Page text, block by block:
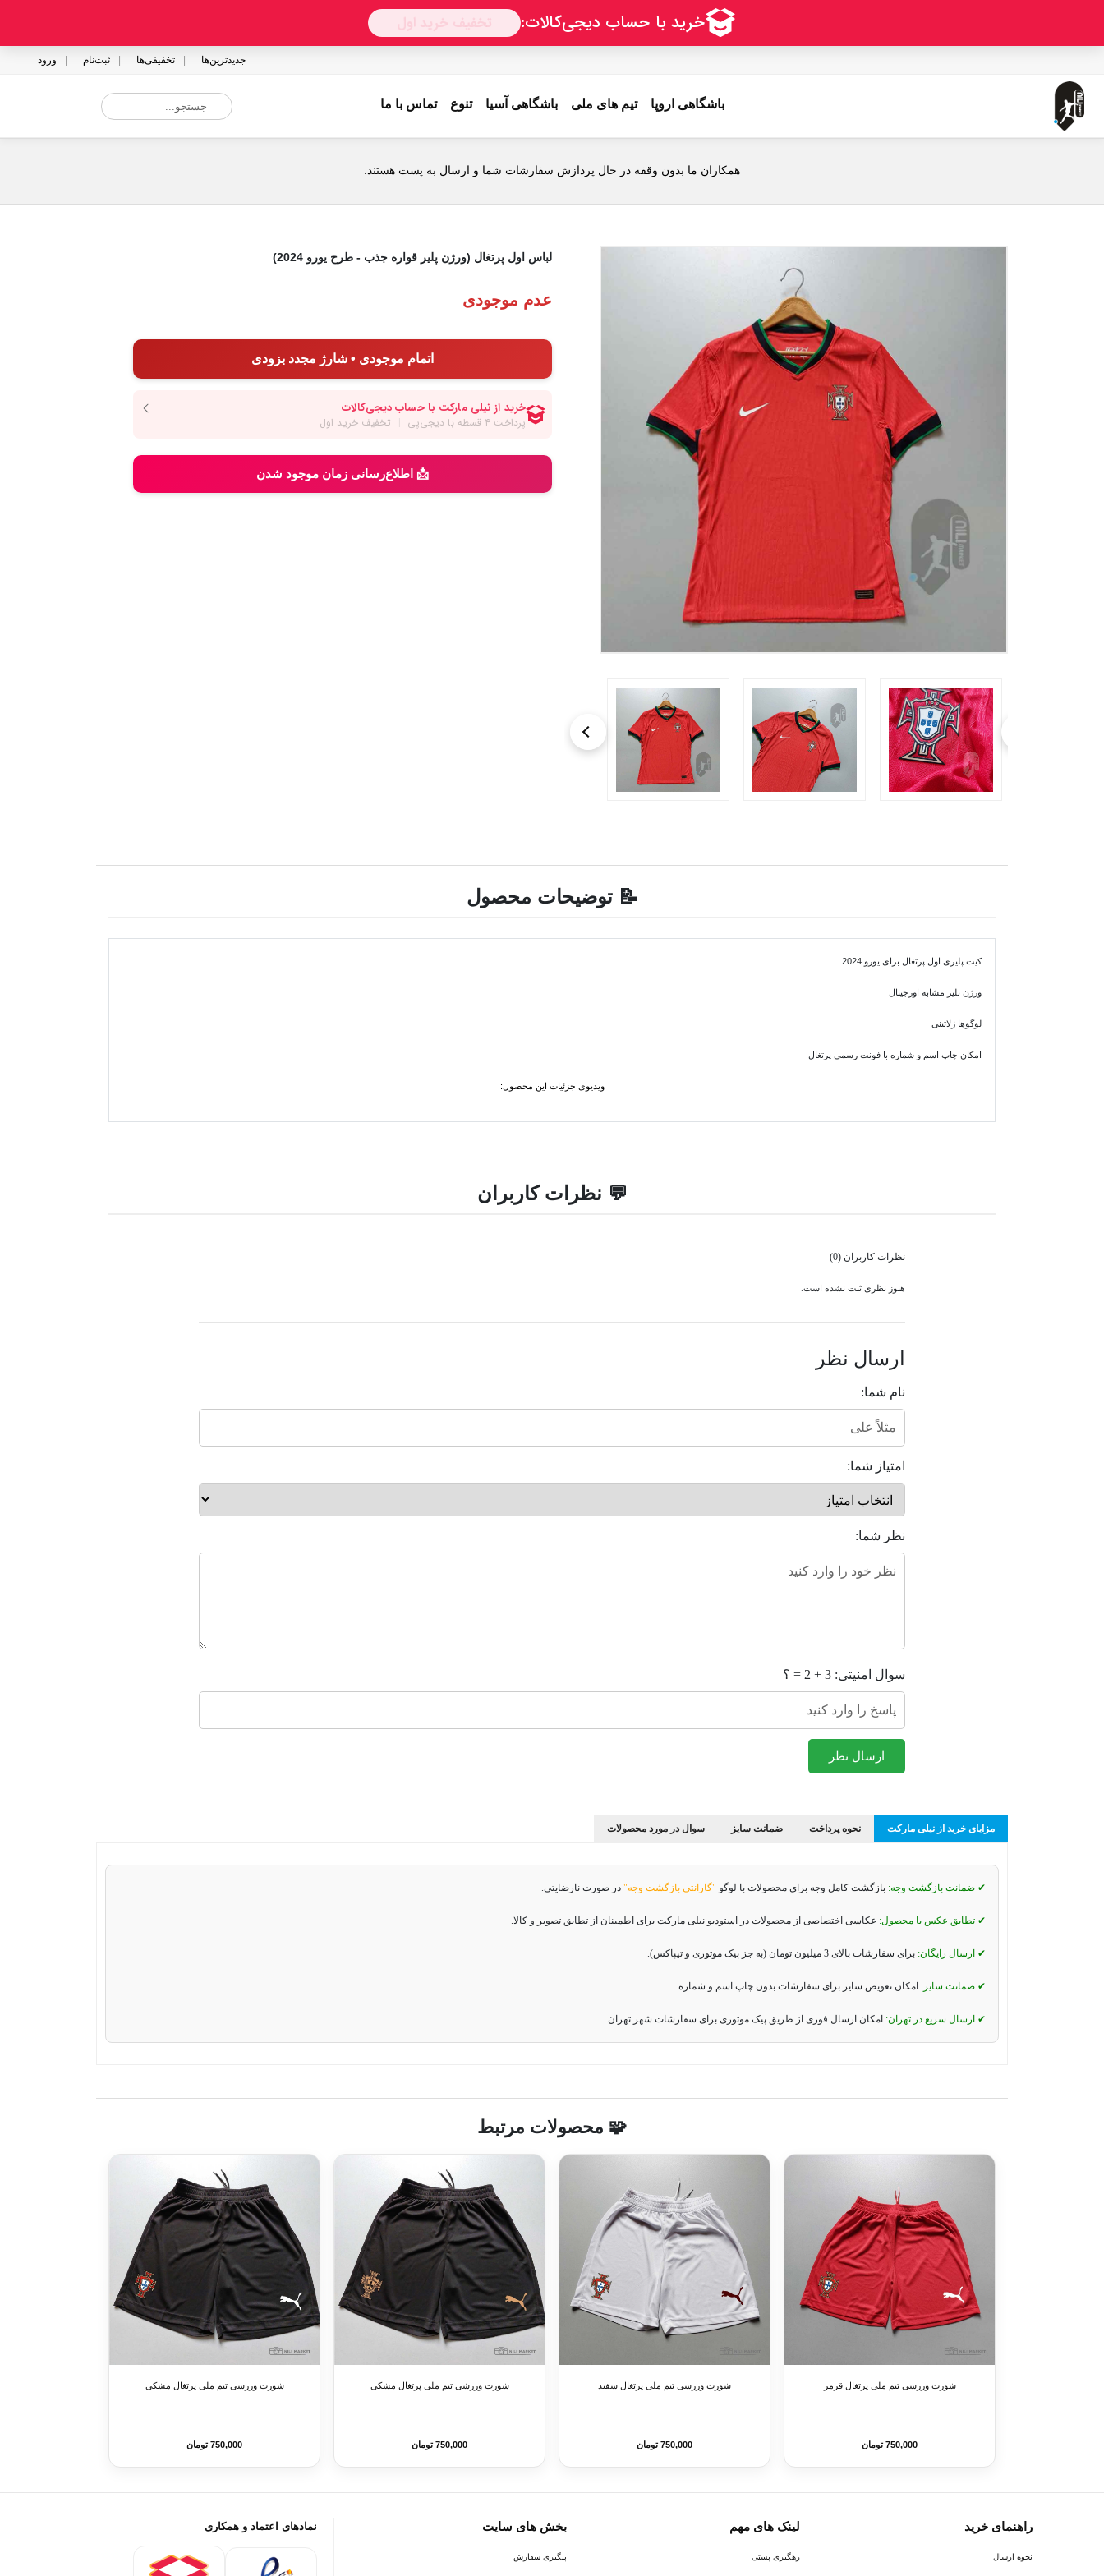
جدیدترین‌ها تخفیفی‌ها ثبت‌نام ورود
باشگاهی اروپا تیم های ملی باشگاهی آسیا تنوع تماس با ما
همکاران ما بدون وقفه در حال پردازش سفارشات شما و ارسال به پست هستند.
لباس اول پرتغال (ورژن پلیر قواره جذب - طرح یورو 2024)
عدم موجودی
اتمام موجودی • شارژ مجدد بزودی
📩 اطلاع‌رسانی زمان موجود شدن
📝 توضیحات محصول
کیت پلیری اول پرتغال برای یورو 2024
ورژن پلیر مشابه اورجینال
لوگوها ژلاتینی
امکان چاپ اسم و شماره با فونت رسمی پرتغال
ویدیوی جزئیات این محصول:
💬 نظرات کاربران
نظرات کاربران (0)
هنوز نظری ثبت نشده است.
ارسال نظر
نام شما:
امتیاز شما:
نظر شما:
سوال امنیتی: 3 + 2 = ؟
ارسال نظر
مزایای خرید از نیلی مارکت نحوه پرداخت ضمانت سایز سوال در مورد محصولات
✔ ضمانت بازگشت وجه: بازگشت کامل وجه برای محصولات با لوگو "گارانتی بازگشت وجه" در صورت نارضایتی.
✔ تطابق عکس با محصول: عکاسی اختصاصی از محصولات در استودیو نیلی مارکت برای اطمینان از تطابق تصویر و کالا.
✔ ارسال رایگان: برای سفارشات بالای 3 میلیون تومان (به جز پیک موتوری و تیپاکس).
✔ ضمانت سایز: امکان تعویض سایز برای سفارشات بدون چاپ اسم و شماره.
✔ ارسال سریع در تهران: امکان ارسال فوری از طریق پیک موتوری برای سفارشات شهر تهران.
🧩 محصولات مرتبط
شورت ورزشی تیم ملی پرتغال قرمز
750,000 تومان
شورت ورزشی تیم ملی پرتغال سفید
750,000 تومان
شورت ورزشی تیم ملی پرتغال مشکی
750,000 تومان
شورت ورزشی تیم ملی پرتغال مشکی
750,000 تومان
راهنمای خرید
نحوه ارسال
لینک های مهم
رهگیری پستی
بخش های سایت
پیگیری سفارش
نمادهای اعتماد و همکاری